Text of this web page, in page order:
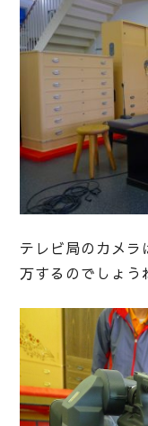
テレビ局のカメラ
万するのでしょう